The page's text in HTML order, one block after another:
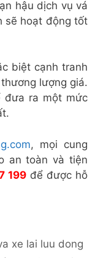
hậu dịch vụ vá
sẽ hoạt động tốt
biệt cạnh tranh
lượng giá.
đưa ra một mức
, mọi cung
an toàn và tiện
199 để được hỗ
xe lai luu dong